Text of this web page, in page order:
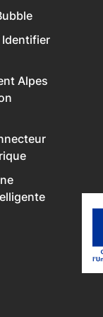
Identifier
Alpes